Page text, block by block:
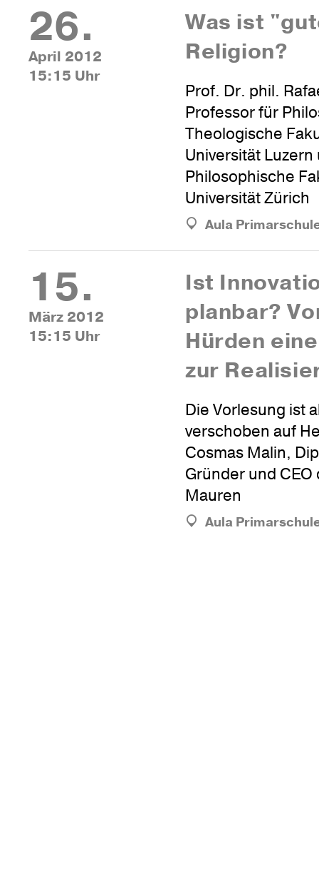
26.
April 2012
15:15 Uhr
Was ist
Religion?
Prof. Dr. phil.
Professor für
Theologische
Universität Luzern
Philosophische
Universität Zürich
Aula
15.
März 2012
15:15 Uhr
Ist
planbar?
Hürden
zur
Die Vorlesung ist
verschoben auf
Cosmas Malin,
Gründer und
Mauren
Aula